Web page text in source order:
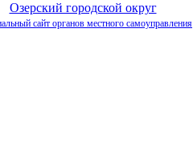
Озерский городской округ
сайт органов местного самоуправления